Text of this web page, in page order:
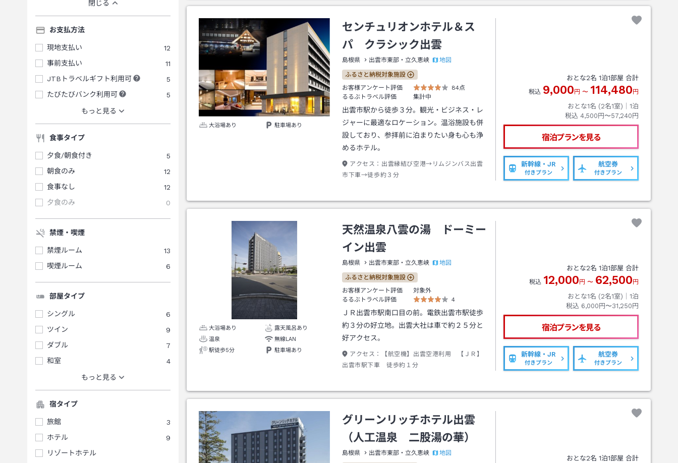
閉じる
お支払方法
現地支払い
12
事前支払い
11
JTBトラベルギフト利用可
5
たびたびバンク利用可
5
もっと見る
食事タイプ
夕食/朝食付き
5
朝食のみ
12
食事なし
12
夕食のみ
0
禁煙・喫煙
禁煙ルーム
13
喫煙ルーム
6
部屋タイプ
シングル
6
ツイン
9
ダブル
7
和室
4
もっと見る
宿タイプ
旅館
3
ホテル
9
リゾートホテル
大浴場あり 駐車場あり
センチュリオンホテル＆ス
パ クラシック出雲
島根県 出雲市東部・立久恵峡 地図
ふるさと納税対象施設
お客様アンケート評価
84点
るるぶトラベル評価
集計中
出雲市駅から徒歩３分。観光・ビジネス・レ
ジャーに最適なロケーション。温浴施設も併
設しており、参拝前に泊まりたい身も心も浄
めるホテル。
アクセス： 出雲縁結び空港→リムジンバス出雲
市下車→徒歩約３分
おとな2名 1泊1部屋 合計
税込 9,000 円 〜 114,480 円
おとな1名 (2名1室)｜ 1泊
税込 4,500円〜57,240円
宿泊プランを見る
新幹線・JR
付きプラン
航空券
付きプラン
大浴場あり
露天風呂あり
温泉
無線LAN
駅徒歩5分
駐車場あり
天然温泉八雲の湯 ドーミー
イン出雲
島根県 出雲市東部・立久恵峡 地図
ふるさと納税対象施設
お客様アンケート評価
対象外
るるぶトラベル評価
4
ＪＲ出雲市駅南口目の前。電鉄出雲市駅徒歩
約３分の好立地。出雲大社は車で約２５分と
好アクセス。
アクセス：
【航空機】出雲空港利用 【ＪＲ】
出雲市駅下車 徒歩約１分
おとな2名 1泊1部屋 合計
税込 12,000 円 〜 62,500 円
おとな1名 (2名1室)｜ 1泊
税込 6,000円〜31,250円
宿泊プランを見る
新幹線・JR
付きプラン
航空券
付きプラン
グリーンリッチホテル出雲
（人工温泉 二股湯の華）
島根県 出雲市東部・立久恵峡 地図
おとな2名 1泊1部屋 合計